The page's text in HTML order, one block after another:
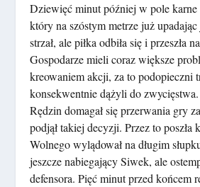
Dziewięć minut później w pole karne
który na szóstym metrze już upadając
strzał, ale piłka odbiła się i przeszła
Gospodarze mieli coraz większe
kreowaniem akcji, za to podopieczni
konsekwentnie dążyli do
Rędzin domagał się przerwania gry
podjął takiej decyzji. Przez to poszła
Wolnego wylądował na długim
jeszcze nabiegający Siwek, ale
defensora. Pięć minut przed końcem